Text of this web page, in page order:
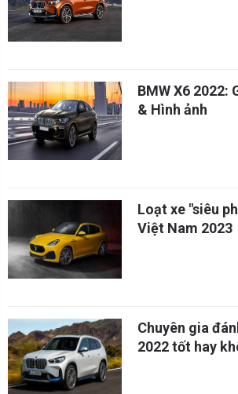
BMW X6 2022:
& Hình ảnh
Loạt xe "siêu
Việt Nam 2023
Chuyên gia
2022 tốt hay